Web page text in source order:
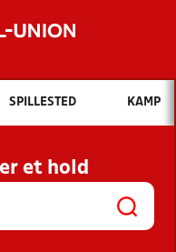
Hvad vil du søge efter?
OG NYHEDER
KLUBBER OG
SPILLESTED KAMP
et hold